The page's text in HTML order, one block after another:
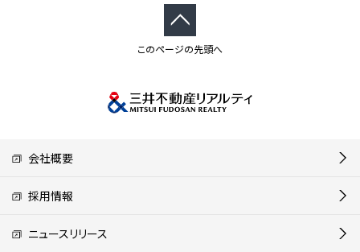
このページの先頭へ
会社概要
採用情報
ニュースリリース